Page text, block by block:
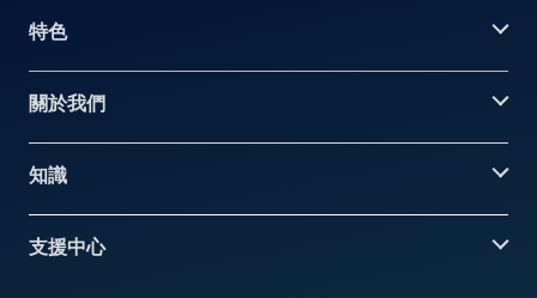
特色
關於我們
知識
支援中心